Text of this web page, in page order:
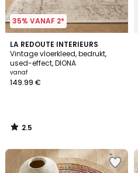
35% VANAF 2*
LA REDOUTE INTERIEURS
Vintage vloerkleed, bedrukt,
used-effect, DIONA
vanaf
149.99 €
2.5
/ 5
2.5
/